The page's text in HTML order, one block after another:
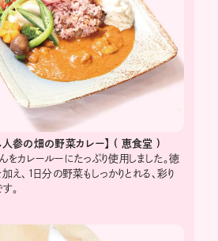
参の畑の野菜カレー】 ( 恵食堂 )
カレールーにたっぷり使用しました。徳
え、1日分の野菜もしっかりとれる、彩り
。